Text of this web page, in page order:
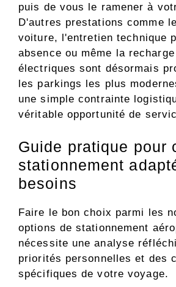
puis de vous le ramener à
D'autres prestations comme
voiture, l'entretien technique
absence ou même la
électriques sont désormais
les parkings les plus
une simple contrainte
véritable opportunité de
Guide pratique pour
stationnement
besoins
Faire le bon choix parmi les
options de stationnement
nécessite une analyse
priorités personnelles et des
spécifiques de votre voyage.